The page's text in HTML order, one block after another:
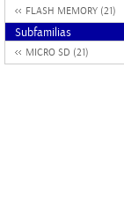
FLASH MEMORY (21)
Subfamilias
MICRO SD (21)